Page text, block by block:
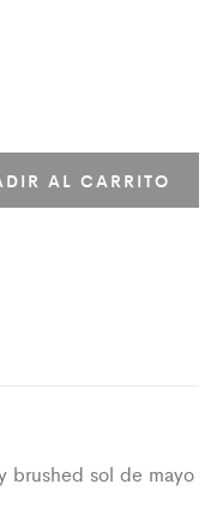
AL CARRITO
brushed sol de mayo